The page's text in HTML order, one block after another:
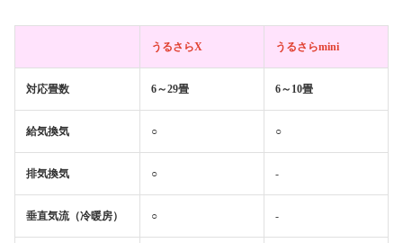
うるさらX うるさらmini
対応畳数 6～29畳 6～10畳
給気換気 ○ ○
排気換気 ○ -
垂直気流（冷暖房） ○ -